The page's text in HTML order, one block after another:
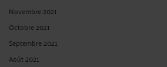
Novembre 2021
Octobre 2021
Septembre 2021
Août 2021